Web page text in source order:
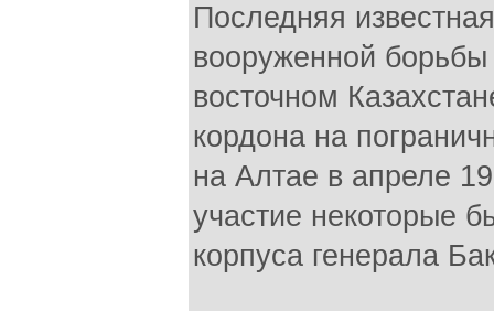
Последняя
вооруженной
восточном
кордона на
на Алтае в апреле
участие некоторые
корпуса генерала